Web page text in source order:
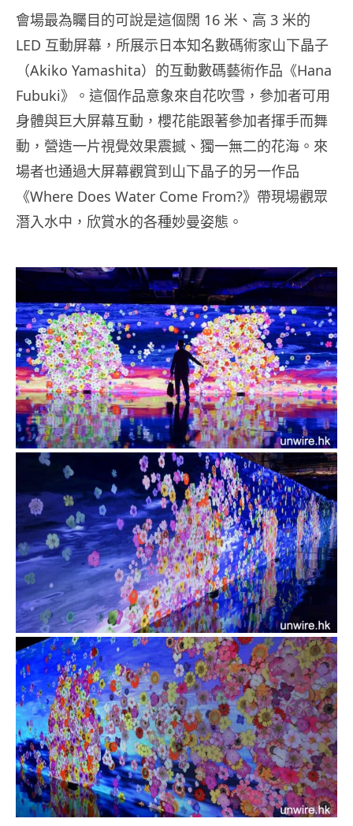
會場最為矚目的可說是這個闊 16 米、高 3 米的
LED 互動屏幕，所展示日本知名數碼術家山下晶子
（Akiko Yamashita）的互動數碼藝術作品《Hana
Fubuki》。這個作品意象來自花吹雪，參加者可用
身體與巨大屏幕互動，櫻花能跟著參加者揮手而舞
動，營造一片視覺效果震撼、獨一無二的花海。來
場者也通過大屏幕觀賞到山下晶子的另一作品
《Where Does Water Come From?》帶現場觀眾
潛入水中，欣賞水的各種妙曼姿態。